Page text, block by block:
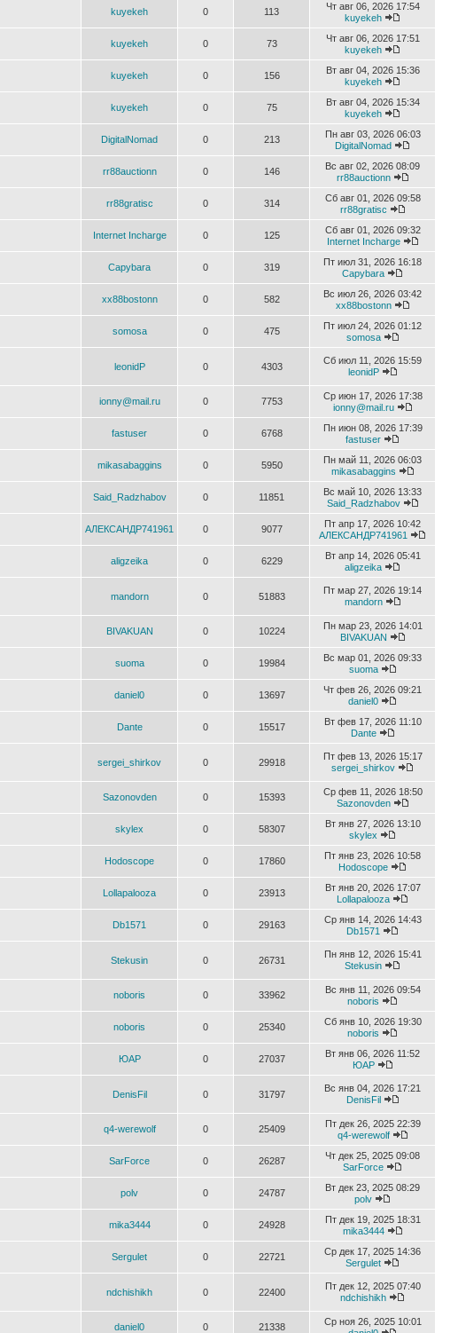
kuyekeh 0 113
Чт авг 06, 2026 17:54
kuyekeh
kuyekeh 0 73
Чт авг 06, 2026 17:51
kuyekeh
kuyekeh 0 156
Вт авг 04, 2026 15:36
kuyekeh
kuyekeh 0 75
Вт авг 04, 2026 15:34
kuyekeh
DigitalNomad 0 213
Пн авг 03, 2026 06:03
DigitalNomad
rr88auctionn 0 146
Вс авг 02, 2026 08:09
rr88auctionn
rr88gratisc 0 314
Сб авг 01, 2026 09:58
rr88gratisc
Internet Incharge 0 125
Сб авг 01, 2026 09:32
Internet Incharge
Capybara 0 319
Пт июл 31, 2026 16:18
Capybara
xx88bostonn 0 582
Вс июл 26, 2026 03:42
xx88bostonn
somosa 0 475
Пт июл 24, 2026 01:12
somosa
leonidP 0 4303
Сб июл 11, 2026 15:59
leonidP
ionny@mail.ru 0 7753
Ср июн 17, 2026 17:38
ionny@mail.ru
fastuser 0 6768
Пн июн 08, 2026 17:39
fastuser
mikasabaggins 0 5950
Пн май 11, 2026 06:03
mikasabaggins
Said_Radzhabov 0 11851
Вс май 10, 2026 13:33
Said_Radzhabov
АЛЕКСАНДР741961 0 9077
Пт апр 17, 2026 10:42
АЛЕКСАНДР741961
aligzeika 0 6229
Вт апр 14, 2026 05:41
aligzeika
mandorn 0 51883
Пт мар 27, 2026 19:14
mandorn
BIVAKUAN 0 10224
Пн мар 23, 2026 14:01
BIVAKUAN
suoma 0 19984
Вс мар 01, 2026 09:33
suoma
daniel0 0 13697
Чт фев 26, 2026 09:21
daniel0
Dante 0 15517
Вт фев 17, 2026 11:10
Dante
sergei_shirkov 0 29918
Пт фев 13, 2026 15:17
sergei_shirkov
Sazonovden 0 15393
Ср фев 11, 2026 18:50
Sazonovden
skylex 0 58307
Вт янв 27, 2026 13:10
skylex
Hodoscope 0 17860
Пт янв 23, 2026 10:58
Hodoscope
Lollapalooza 0 23913
Вт янв 20, 2026 17:07
Lollapalooza
Db1571 0 29163
Ср янв 14, 2026 14:43
Db1571
Stekusin 0 26731
Пн янв 12, 2026 15:41
Stekusin
noboris 0 33962
Вс янв 11, 2026 09:54
noboris
noboris 0 25340
Сб янв 10, 2026 19:30
noboris
ЮАР 0 27037
Вт янв 06, 2026 11:52
ЮАР
DenisFil 0 31797
Вс янв 04, 2026 17:21
DenisFil
q4-werewolf 0 25409
Пт дек 26, 2025 22:39
q4-werewolf
SarForce 0 26287
Чт дек 25, 2025 09:08
SarForce
polv 0 24787
Вт дек 23, 2025 08:29
polv
mika3444 0 24928
Пт дек 19, 2025 18:31
mika3444
Sergulet 0 22721
Ср дек 17, 2025 14:36
Sergulet
ndchishikh 0 22400
Пт дек 12, 2025 07:40
ndchishikh
daniel0 0 21338
Ср ноя 26, 2025 10:01